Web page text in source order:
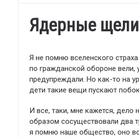
Ядерные щели
Я не помню вселенского
по гражданской обороне
предупреждали. Но как-то на
дети такие вещи пускают
И все, таки, мне кажется,
образом сосуществовали два
я помню наше общество, оно